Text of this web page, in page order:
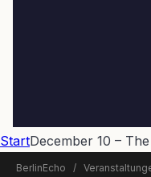
StartDecember 10 –
BerlinEcho /